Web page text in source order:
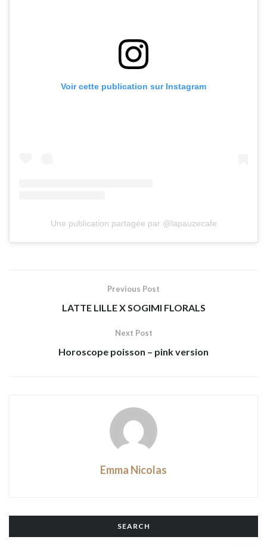
Voir cette publication sur Instagram
Une publication partagée par @lapauzecafe
Previous Post
LATTE LILLE X SOGIMI FLORALS
Next Post
Horoscope poisson – pink version
Emma Nicolas
SEARCH